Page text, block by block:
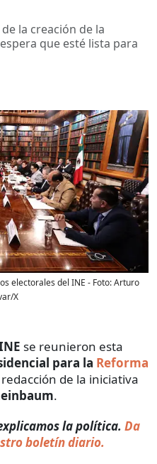
la creación de la
que esté lista para
electorales del INE - Foto:Arturo
X
se reunieron esta
para la Reforma
de la iniciativa
.
la política. Da
boletín diario.